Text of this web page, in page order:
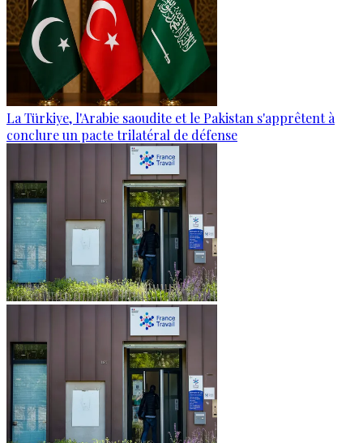
La Türkiye, l'Arabie saoudite et le Pakistan s'apprêtent à
conclure un pacte trilatéral de défense